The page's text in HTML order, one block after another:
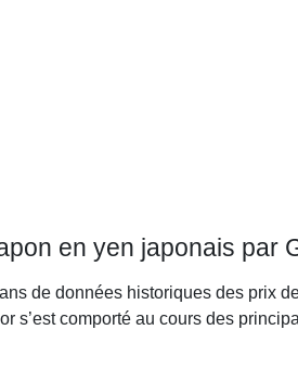
en yen japonais par
de données historiques des prix
s’est comporté au cours des